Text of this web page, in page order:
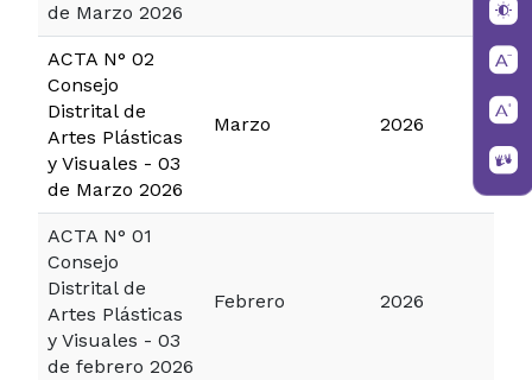
de Marzo 2026
ACTA N° 02
Consejo
Distrital de
Artes Plásticas
y Visuales - 03
de Marzo 2026
Marzo 2026
ACTA N° 01
Consejo
Distrital de
Artes Plásticas
y Visuales - 03
de febrero 2026
Febrero 2026